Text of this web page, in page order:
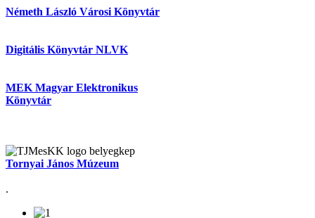
Németh László Városi Könyvtár
Digitális Könyvtár NLVK
MEK Magyar Elektronikus
Könyvtár
Tornyai János Múzeum
.